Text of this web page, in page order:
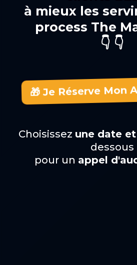
à mieux les
process The
👇 👇
🎁 Je Réserve Mon
Choisissez une date
dessous
pour un appel